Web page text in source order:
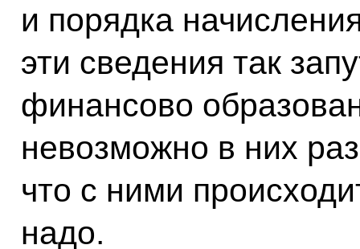
и порядка
эти сведения так
финансово
невозможно в них
что с ними
надо.